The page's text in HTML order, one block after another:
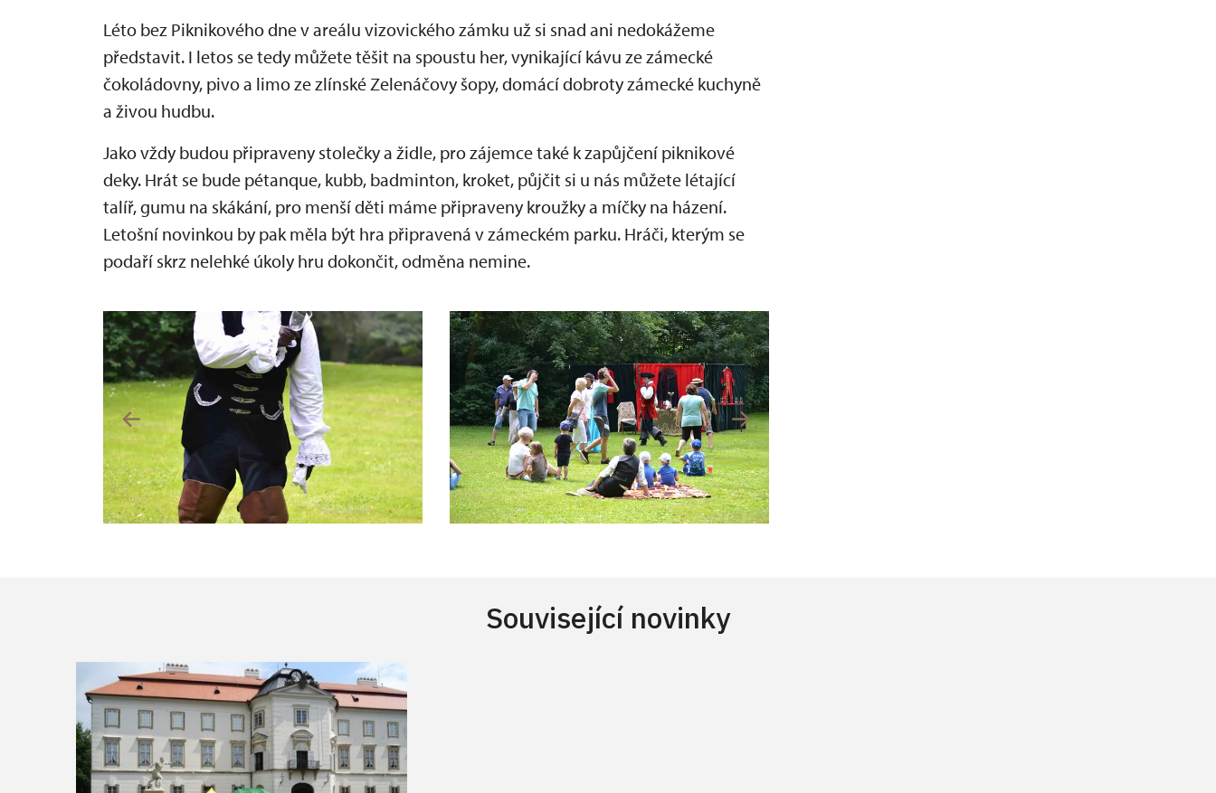
Léto bez Piknikového dne v areálu vizovického zámku už si snad ani nedokážeme
představit. I letos se tedy můžete těšit na spoustu her, vynikající kávu ze zámecké
čokoládovny, pivo a limo ze zlínské Zelenáčovy šopy, domácí dobroty zámecké kuchyně
a živou hudbu.
Jako vždy budou připraveny stolečky a židle, pro zájemce také k zapůjčení piknikové
deky. Hrát se bude pétanque, kubb, badminton, kroket, půjčit si u nás můžete létající
talíř, gumu na skákání, pro menší děti máme připraveny kroužky a míčky na házení.
Letošní novinkou by pak měla být hra připravená v zámeckém parku. Hráči, kterým se
podaří skrz nelehké úkoly hru dokončit, odměna nemine.
Související novinky